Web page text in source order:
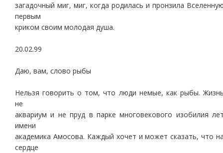
загадочный миг, миг, когда родилась и пронзила
первым
криком своим молодая душа.
20.02.99
Даю, вам, слово рыбы
Нельзя говорить о том, что люди немые, как рыбы.
не
аквариум и не пруд в парке многовекового изобилия
имени
академика Амосова. Каждый хочет и может сказать, что
сердце